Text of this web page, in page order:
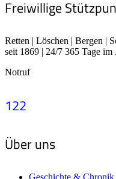
Freiwillige
Retten | Löschen | Bergen |
seit 1869 | 24/7 365 Tage im
Notruf
122
Über uns
Geschichte & Chronik